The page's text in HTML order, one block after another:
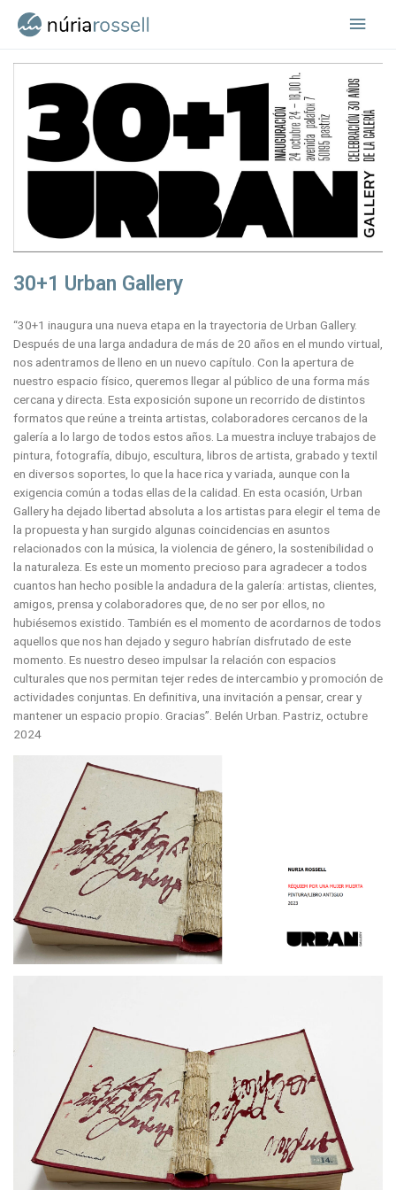
30+1 Urban Gallery
“30+1 inaugura una nueva etapa en la trayectoria de Urban Gallery.
Después de una larga andadura de más de 20 años en el mundo virtual,
nos adentramos de lleno en un nuevo capítulo. Con la apertura de
nuestro espacio físico, queremos llegar al público de una forma más
cercana y directa. Esta exposición supone un recorrido de distintos
formatos que reúne a treinta artistas, colaboradores cercanos de la
galería a lo largo de todos estos años. La muestra incluye trabajos de
pintura, fotografía, dibujo, escultura, libros de artista, grabado y textil
en diversos soportes, lo que la hace rica y variada, aunque con la
exigencia común a todas ellas de la calidad. En esta ocasión, Urban
Gallery ha dejado libertad absoluta a los artistas para elegir el tema de
la propuesta y han surgido algunas coincidencias en asuntos
relacionados con la música, la violencia de género, la sostenibilidad o
la naturaleza. Es este un momento precioso para agradecer a todos
cuantos han hecho posible la andadura de la galería: artistas, clientes,
amigos, prensa y colaboradores que, de no ser por ellos, no
hubiésemos existido. También es el momento de acordarnos de todos
aquellos que nos han dejado y seguro habrían disfrutado de este
momento. Es nuestro deseo impulsar la relación con espacios
culturales que nos permitan tejer redes de intercambio y promoción de
actividades conjuntas. En definitiva, una invitación a pensar, crear y
mantener un espacio propio. Gracias”. Belén Urban. Pastriz, octubre
2024